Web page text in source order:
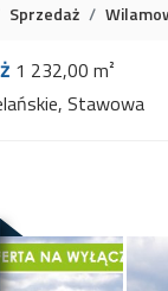
Sprzedaż
1 232,00 m²
Stawowa